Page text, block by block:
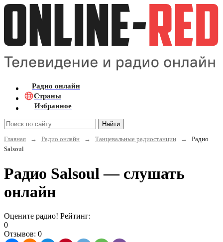
Радио онлайн
Страны
Избранное
Найти
Главная
→ Радио онлайн → Танцевальные радиостанции →
Радио
Salsoul
Радио Salsoul — слушать
онлайн
Оцените радио! Рейтинг:
0
Отзывов: 0